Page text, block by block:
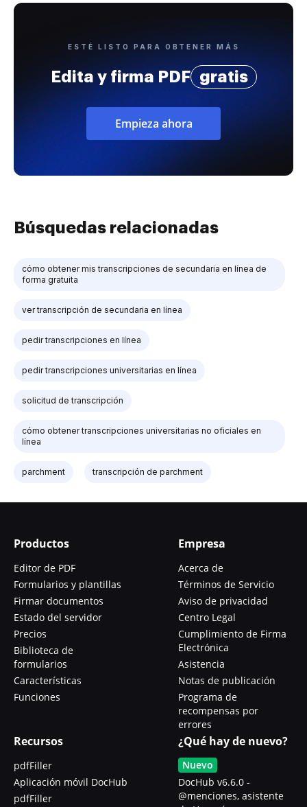
ESTÉ LISTO PARA OBTENER MÁS
Edita y firma PDF gratis
Empieza ahora
Búsquedas relacionadas
cómo obtener mis transcripciones de secundaria en línea de
forma gratuita
ver transcripción de secundaria en línea
pedir transcripciones en línea
pedir transcripciones universitarias en línea
solicitud de transcripción
cómo obtener transcripciones universitarias no oficiales en
línea
parchment transcripción de parchment
Productos
Editor de PDF
Formularios y plantillas
Firmar documentos
Estado del servidor
Precios
Biblioteca de
formularios
Características
Funciones
Empresa
Acerca de
Términos de Servicio
Aviso de privacidad
Centro Legal
Cumplimiento de Firma
Electrónica
Asistencia
Notas de publicación
Programa de
recompensas por
errores
Recursos
pdfFiller
Aplicación móvil DocHub
pdfFiller
¿Qué hay de nuevo?
Nuevo
DocHub v6.6.0 -
@menciones, asistente